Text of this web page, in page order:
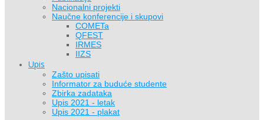
Nacionalni projekti
Naučne konferencije i skupovi
COMETa
QFEST
IRMES
IIZS
Upis
Zašto upisati
Informator za buduće studente
Zbirka zadataka
Upis 2021 - letak
Upis 2021 - plakat